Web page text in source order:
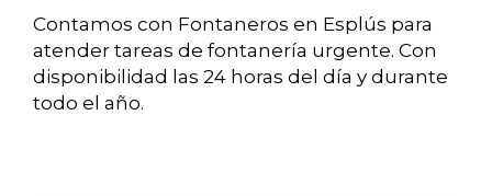
Contamos con Fontaneros en Esplús para
atender tareas de fontanería urgente. Con
disponibilidad las 24 horas del día y durante
todo el año.